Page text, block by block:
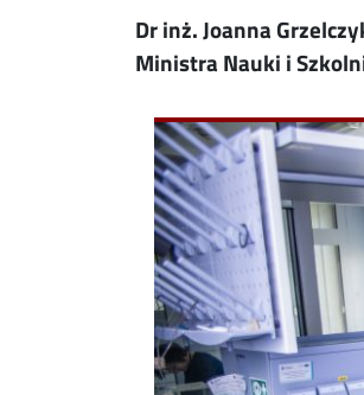
Dr inż. Joanna
Ministra Nauki i
Image